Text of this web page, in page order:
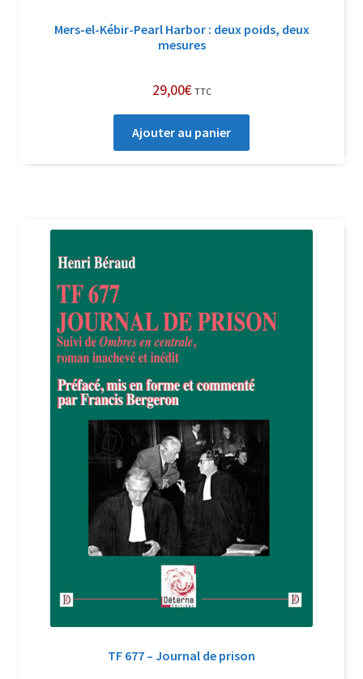
Mers-el-Kébir-Pearl Harbor : deux poids, deux
mesures
29,00€ TTC
Ajouter au panier
TF 677 – Journal de prison